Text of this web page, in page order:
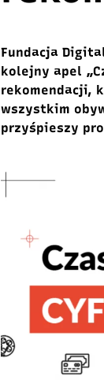
Fundacja
kolejny apel
rekomendacji,
wszystkim
przyśpieszy